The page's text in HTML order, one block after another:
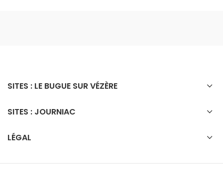
SITES : LE BUGUE SUR VÉZÈRE
SITES : JOURNIAC
LÉGAL